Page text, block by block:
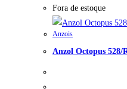
Fora de estoque
Anzois
Anzol Octopus 528/